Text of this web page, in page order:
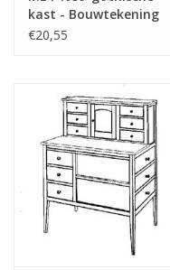
kast - Bouwtekening
Schaal 1 : N/A
€20,55